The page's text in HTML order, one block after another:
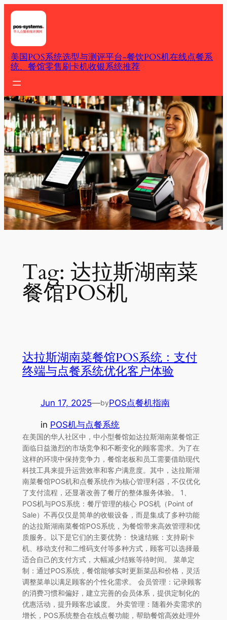
Skip
content
美国POS系统选型与测评平台-餐饮POS机在线点餐系
统、餐馆零售刷卡机收银系统推荐
Tag: 达拉斯湖南菜
餐馆POS机
达拉斯湖南菜餐馆POS系统：支付
终端与点餐系统优化客户体验
Jun 17, 2025—byPOS点餐机指南
in POS机与点餐系统
在美国的华人社区中，中小型餐馆如达拉斯湖南菜餐馆正
面临日益激烈的市场竞争和不断变化的顾客需求。为了在
这样的环境中保持竞争力，餐馆老板和员工需要借助现代
科技工具来提升运营效率和客户满意度。其中，达拉斯湖
南菜餐馆POS机和点餐系统作为核心管理利器，不仅优化
了支付流程，还显著改善了餐厅的整体服务体验。 1、
POS机与POS系统：餐厅管理的核心 POS机（Point of
Sale）不再仅仅是简单的收银设备，而是集成了多种功能
的达拉斯湖南菜餐馆POS系统，为餐馆带来高效管理和优
质服务。以下是它们的主要优势： 快速结账：支持刷卡
机、移动支付和二维码支付等多种方式，顾客可以选择最
适合自己的支付方式，大幅减少结账等待时间。 菜单定
制：通过POS系统，餐馆能够实时更新菜品和价格，灵活
调整菜单以满足顾客的个性化需求。 会员管理：记录顾客
的消费习惯和偏好，建立完善的会员体系，提供定制化的
优惠活动，提升顾客忠诚度。 外卖管理：随着外卖需求的
增长，POS系统整合在线点餐功能，帮助餐馆高效处理外